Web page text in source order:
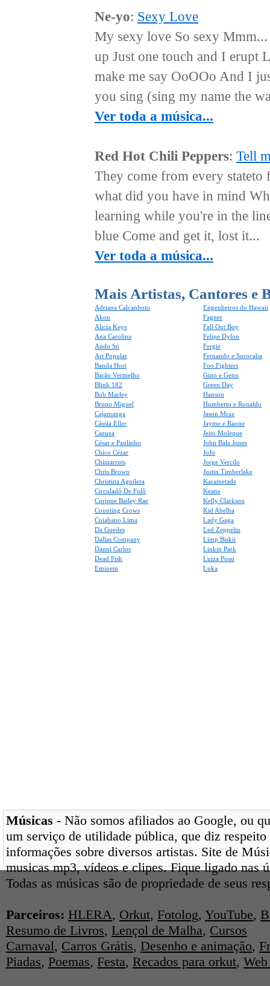
Ne-yo: Sexy Love
My sexy love So sexy
up Just one touch and I erupt
make me say OoOOo And I
you sing (sing my name the
Ver toda a música...
Red Hot Chili Peppers: Tell
They come from every stateto
what did you have in mind
learning while you're in the
blue Come and get it, lost it...
Ver toda a música...
Mais Artistas, Cantores e
Adriana Calcanhoto
Akon
Alicia Keys
Ana Carolina
Ando Só
Art Popular
Banda Hori
Barão Vermelho
Blink 182
Bob Marley
Bruno Miguel
Cajamanga
Cássia Eller
Cazuza
César e Paulinho
Chico Cézar
Chimarruts
Chris Brown
Christina Aguilera
Circuladô De Fulô
Corinne Bailey Rae
Counting Crows
Cuiabano Lima
Da Guedes
Dallas Company
Danni Carlos
Dead Fish
Eminem
Engenheiros do Hawaii
Fagner
Fall Out Boy
Felipe Dylon
Fergie
Fernando e Sorocaba
Foo Fighters
Gino e Geno
Green Day
Hanson
Humberto e Ronaldo
Jason Mraz
Jayme e Raone
Jeito Moleque
John Bala Jones
JoJo
Jorge Vercilo
Justin Timberlake
Karametade
Keane
Kelly Clarkson
Kid Abelha
Lady Gaga
Led Zeppelin
Limp Biskit
Linkin Park
Luiza Possi
Luka
Músicas - Não somos afiliados ao Google, ou
um serviço de utilidade pública, que diz
informações sobre diversos artistas. Site de
musicas mp3, vídeos e clipes. Fique ligado nas
Todas as músicas são de propriedade de seus
Parceiros: HLERA, Orkut, Fotolog, YouTube,
Resumo de Livros, Lençol de Malha, Cursos
Carnaval, Carros Grátis, Desenho e animação,
Piadas, Poemas, Festa, Recados para orkut,